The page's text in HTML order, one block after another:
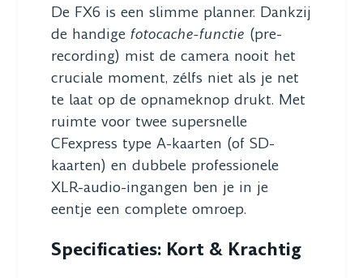
De FX6 is een slimme planner. Dankzij
de handige fotocache-functie (pre-
recording) mist de camera nooit het
cruciale moment, zélfs niet als je net
te laat op de opnameknop drukt. Met
ruimte voor twee supersnelle
CFexpress type A-kaarten (of SD-
kaarten) en dubbele professionele
XLR-audio-ingangen ben je in je
eentje een complete omroep.
Specificaties: Kort & Krachtig